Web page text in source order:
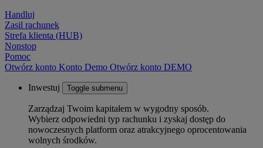
Handluj
Zasil rachunek
Strefa klienta (HUB)
Nonstop
Pomoc
Otwórz konto Konto Demo Otwórz konto DEMO
Inwestuj Toggle submenu
Zarządzaj Twoim kapitałem w wygodny sposób.
Wybierz odpowiedni typ rachunku i zyskaj dostęp do
nowoczesnych platform oraz atrakcyjnego oprocentowania
wolnych środków.